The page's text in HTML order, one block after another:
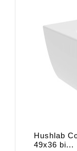
Hushlab
49x36 bi...